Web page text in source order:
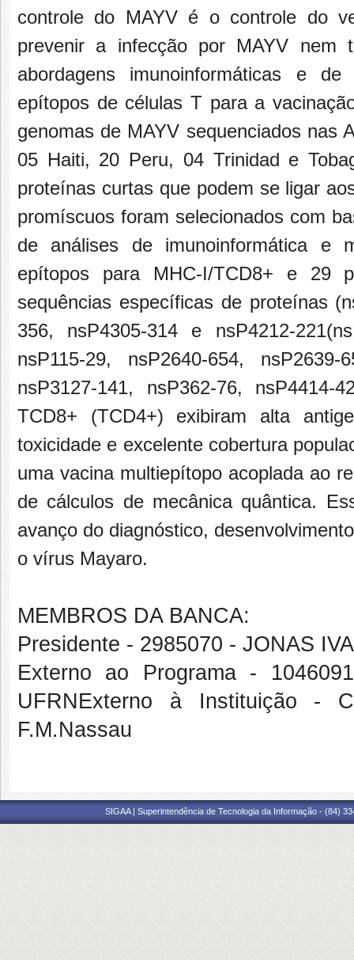
controle do MAYV é o controle do
prevenir a infecção por MAYV nem
abordagens imunoinformáticas e
epítopos de células T para a
genomas de MAYV sequenciados nas
05 Haiti, 20 Peru, 04 Trinidad e
proteínas curtas que podem se ligar
promíscuos foram selecionados com
de análises de imunoinformática e
epítopos para MHC-I/TCD8+ e 29
sequências específicas de proteínas
356, nsP4305-314 e nsP4212-
nsP115-29, nsP2640-654,
nsP3127-141, nsP362-76,
TCD8+ (TCD4+) exibiram alta
toxicidade e excelente cobertura
uma vacina multiepítopo acoplada ao
de cálculos de mecânica quântica.
avanço do diagnóstico,
o vírus Mayaro.
MEMBROS DA BANCA:
Presidente - 2985070 - JONAS
Externo ao Programa -
UFRNExterno à Instituição -
F.M.Nassau
SIGAA | Superintendência de Tecnologia da Informação - (84)